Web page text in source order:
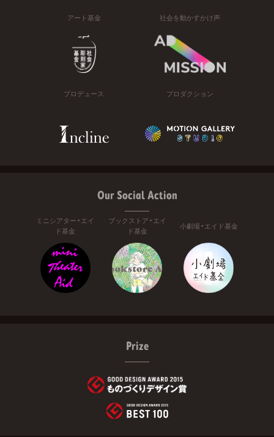
アート基金 社会を動かすかけ声
プロデュース プロダクション
Our Social Action
ミニシアター・エイ
ド基金
ブックストア・エイ
ド基金
小劇場・エイド基金
Prize